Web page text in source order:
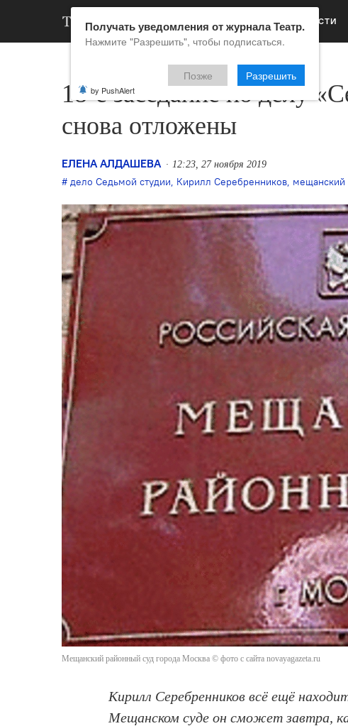
НОВОСТИ
18-е заседание по делу
снова отложены
ЕЛЕНА АЛДАШЕВА 12:23, 27 ноября 2019
дело Седьмой студии, Кирилл Серебренников, мещанский
Мещанский районный суд города Москва © фото с сайта novayagazeta.ru
Кирилл Серебренников всё ещё
Мещанском суде он сможет завтра,
Получать уведомления от журнала Театр.
Нажмите "Разрешить", чтобы подписаться.
Позже Разрешить
by PushAlert